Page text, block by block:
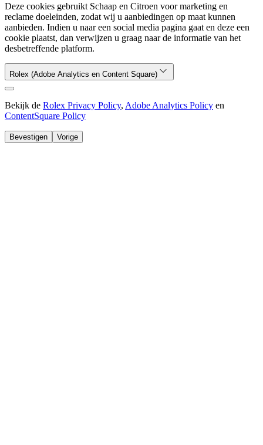
Deze cookies gebruikt Schaap en Citroen voor marketing en
reclame doeleinden, zodat wij u aanbiedingen op maat kunnen
aanbieden. Indien u naar een social media pagina gaat en deze een
cookie plaatst, dan verwijzen u graag naar de informatie van het
desbetreffende platform.
Rolex (Adobe Analytics en Content Square)
Bekijk de Rolex Privacy Policy, Adobe Analytics Policy en
ContentSquare Policy
Bevestigen Vorige